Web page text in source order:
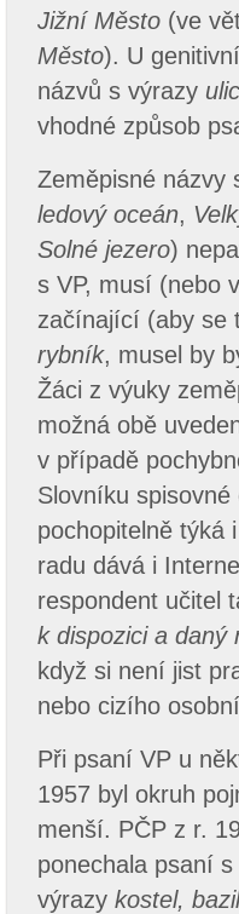
Jižní Město (ve
Město). U
názvů s výrazy
vhodné způsob
Zeměpisné
ledový oceán,
Solné jezero)
s VP, musí (nebo
začínající (aby se
rybník, musel by
Žáci z výuky
možná obě
v případě
Slovníku
pochopitelně týká
radu dává i
respondent učitel
k dispozici a daný
když si není jist
nebo cizího
Při psaní VP u
1957 byl okruh
menší. PČP z r.
ponechala psaní
výrazy kostel,